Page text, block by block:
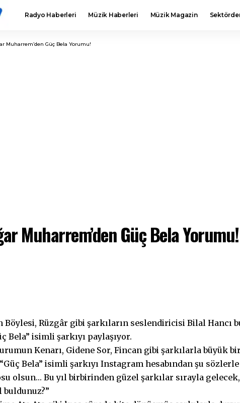
Radyo Haberleri Müzik Haberleri Müzik Magazin
Muharrem’den Güç Bela Yorumu!
Muharrem’den Güç Bela Yorumu!
Böylesi, Rüzgâr gibi şarkıların seslendiricisi Bilal Hancı
Bela” isimli şarkıyı paylaşıyor.
Kenarı, Gidene Sor, Fincan gibi şarkılarla büyük
Bela” isimli şarkıyı Instagram hesabından şu sözlerle
olsun… Bu yıl birbirinden güzel şarkılar sırayla
buldunuz?”